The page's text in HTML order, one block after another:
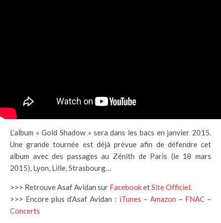
L’album « Gold Shadow » sera dans les bacs en janvier 2015.
Une grande tournée est déjà prévue afin de défendre cet
album avec des passages au Zénith de Paris (le 18 mars
2015), Lyon, Lille, Strasbourg…
>>> Retrouve Asaf Avidan sur FacebooketSite Officiel.
>>> Encore plus d’Asaf Avidan : iTunes – Amazon – FNAC–
Concerts